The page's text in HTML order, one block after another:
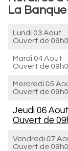
La
Lundi 03 Aout
Ouvert de
Mardi 04 Aout
Ouvert de
Mercredi 05
Ouvert de
Jeudi 06 Aout
Ouvert de
Vendredi 07
Ouvert de